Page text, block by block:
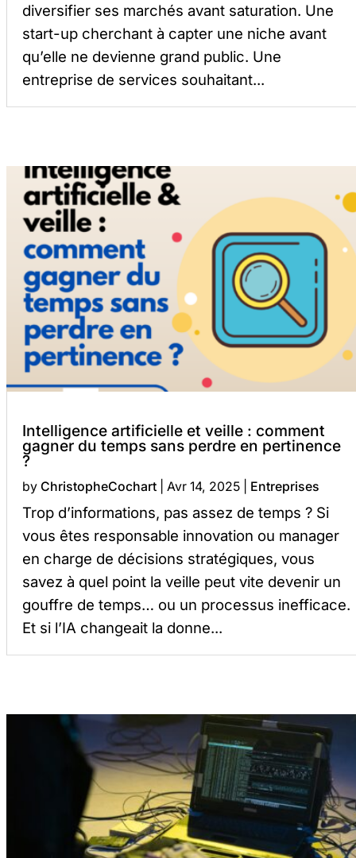
diversifier ses marchés avant saturation. Une
start-up cherchant à capter une niche avant
qu’elle ne devienne grand public. Une
entreprise de services souhaitant...
Intelligence artificielle et veille : comment
gagner du temps sans perdre en pertinence
?
by ChristopheCochart Avr 14, 2025 Entreprises
Trop d’informations, pas assez de temps ? Si
vous êtes responsable innovation ou manager
en charge de décisions stratégiques, vous
savez à quel point la veille peut vite devenir un
gouffre de temps… ou un processus inefficace.
Et si l’IA changeait la donne...